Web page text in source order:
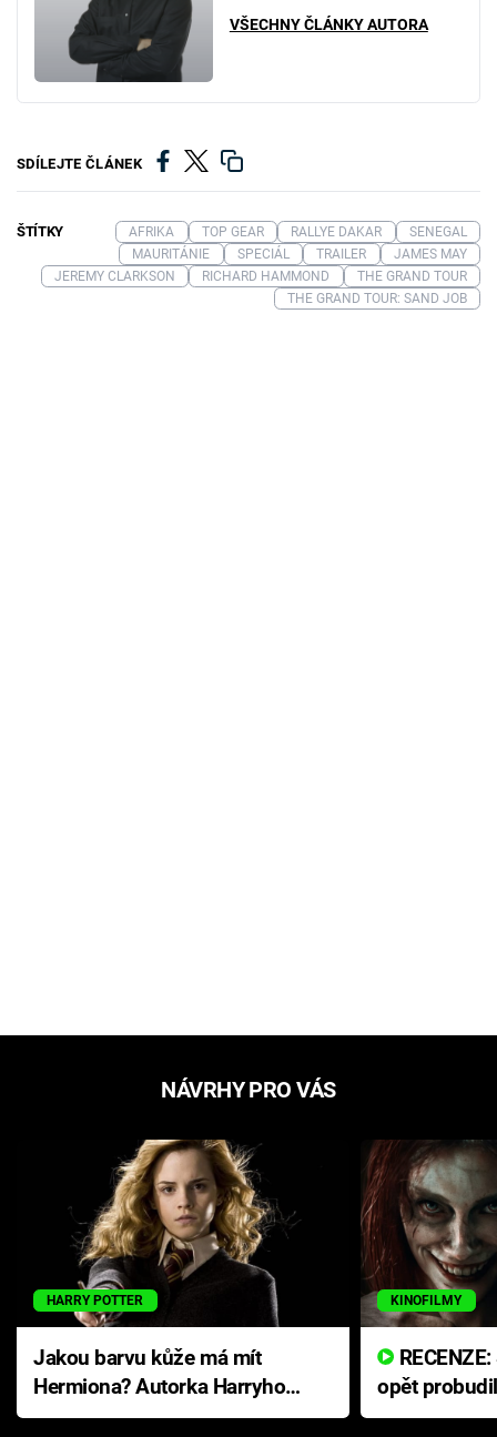
VŠECHNY ČLÁNKY AUTORA
SDÍLEJTE ČLÁNEK
ŠTÍTKY AFRIKA TOP GEAR RALLYE DAKAR
SENEGAL
MAURITÁNIE
SPECIÁL TRAILER
JAMES MAY
JEREMY CLARKSON
RICHARD HAMMOND
THE GRAND TOUR
THE GRAND TOUR: SAND JOB
NÁVRHY PRO VÁS
HARRY POTTER
Jakou barvu kůže má mít
Hermiona? Autorka Harryho
Pottera přišla s ráznou
KINOFILMY
opět
přichází s